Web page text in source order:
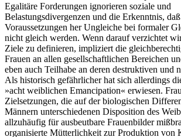
Egalitäre Forderungen ignorieren soziale und
Belastungsdivergenzen und die Erkenntnis,
Voraussetzungen her Ungleiche bei formaler
nicht gleich werden. Wenn darauf verzichtet
Ziele zu definieren, impliziert die
Frauen an allen gesellschaftlichen Bereichen
eben auch Teilhabe an deren destruktiven und
Als historisch gefährlicher hat sich allerdings
»acht weiblichen Emancipation« erwiesen.
Zielsetzungen, die auf der biologischen
Männern unterschiedenen Disposition des
allzuhäufig für ausbeutbare Frauenbilder
organisierte Mütterlichkeit zur Produktion von